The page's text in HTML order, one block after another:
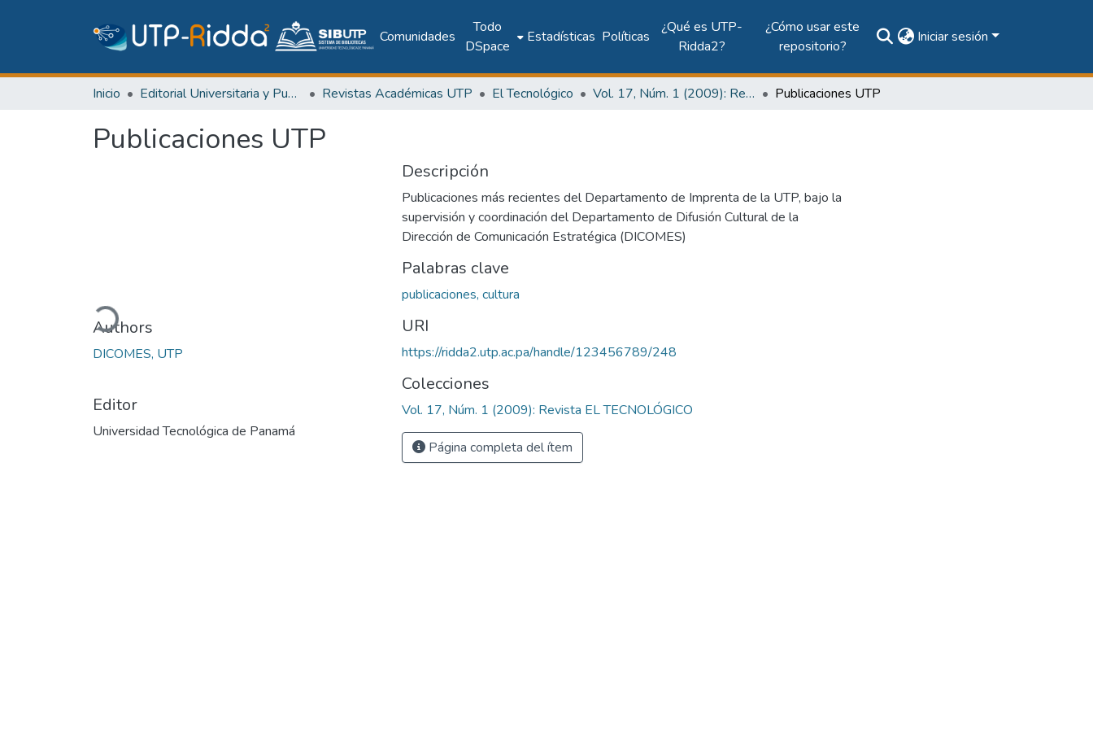
Comunidades
Todo
DSpace
Estadísticas Políticas
¿Qué es UTP-
Ridda2?
¿Cómo usar este
repositorio?
Iniciar sesión
Inicio Editorial Universitaria y Publicaciones Seriadas Revistas Académicas UTP El Tecnológico Vol. 17, Núm. 1 (2009): Revista EL TECNOLÓGICO Publicaciones UTP
Publicaciones UTP
Cargando...
Authors
DICOMES, UTP
Editor
Universidad Tecnológica de Panamá
Descripción
Publicaciones más recientes del Departamento de Imprenta de la UTP, bajo la
supervisión y coordinación del Departamento de Difusión Cultural de la
Dirección de Comunicación Estratégica (DICOMES)
Palabras clave
publicaciones, cultura
URI
https://ridda2.utp.ac.pa/handle/123456789/248
Colecciones
Vol. 17, Núm. 1 (2009): Revista EL TECNOLÓGICO
Página completa del ítem